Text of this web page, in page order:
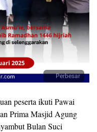
Perbesar
peserta ikuti Pawai
Prima Masjid Agung
Bulan Suci